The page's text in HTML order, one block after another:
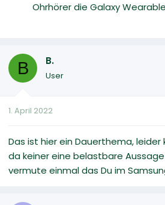
Ohrhörer die Galaxy
B B.
User
1. April 2022
Das ist hier ein Dauerthema, leider
da keiner eine belastbare
vermute einmal das Du im